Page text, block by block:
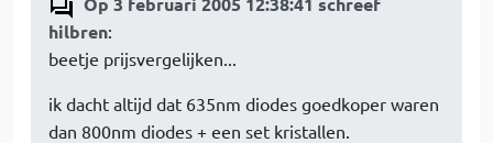
hilbren:
beetje prijsvergelijken...
ik dacht altijd dat 635nm diodes goedkoper waren
dan 800nm diodes + een set kristallen.